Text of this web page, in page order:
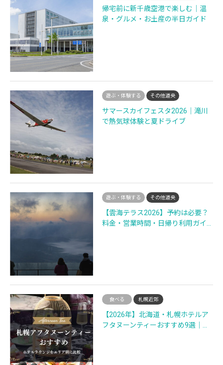
帰宅前に新千歳空港で楽しむ｜温
泉・グルメ・お土産の半日ガイド
遊ぶ・体験する その他道央
サマースカイフェスタ2026｜滝川
で熱気球体験と夏ドライブ
遊ぶ・体験する その他道央
【雲海テラス2026】予約は必要？
料金・営業時間・日帰り利用ガイ…
食べる 札幌近郊
【2026年】北海道・札幌ホテルア
フタヌーンティーおすすめ9選｜…